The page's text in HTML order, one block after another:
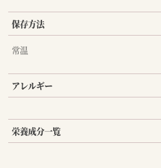
保存方法
常温
アレルギー
栄養成分一覧